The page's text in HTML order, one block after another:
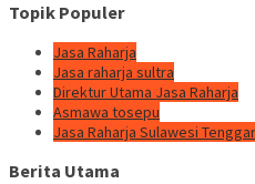
Topik Populer
Jasa Raharja
Jasa raharja sultra
Direktur Utama Jasa Raharja
Asmawa tosepu
Jasa Raharja Sulawesi
Berita Utama